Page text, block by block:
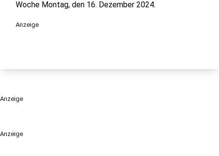
Anzeige
Woche Montag, den 16. Dezember 2024.
Anzeige
Anzeige